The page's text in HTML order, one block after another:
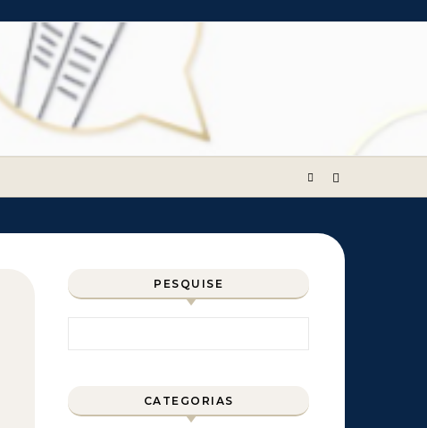
PESQUISE
CATEGORIAS